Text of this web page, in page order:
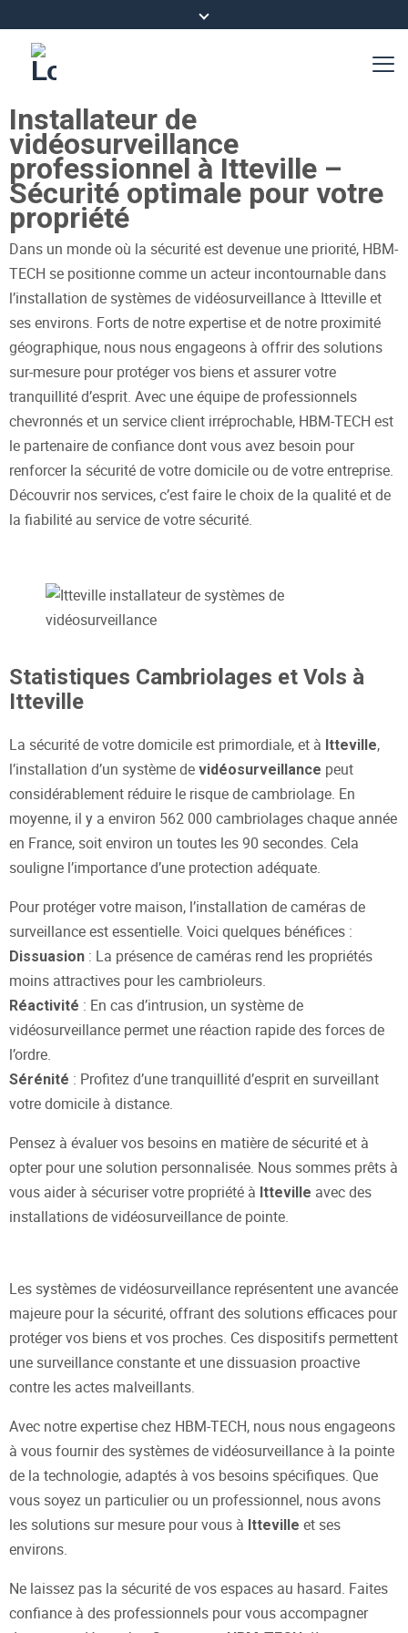
Installateur de
vidéosurveillance
professionnel à Itteville –
Sécurité optimale pour votre
propriété
Dans un monde où la sécurité est devenue une priorité, HBM-
TECH se positionne comme un acteur incontournable dans
l’installation de systèmes de vidéosurveillance à Itteville et
ses environs. Forts de notre expertise et de notre proximité
géographique, nous nous engageons à offrir des solutions
sur-mesure pour protéger vos biens et assurer votre
tranquillité d’esprit. Avec une équipe de professionnels
chevronnés et un service client irréprochable, HBM-TECH est
le partenaire de confiance dont vous avez besoin pour
renforcer la sécurité de votre domicile ou de votre entreprise.
Découvrir nos services, c’est faire le choix de la qualité et de
la fiabilité au service de votre sécurité.
Statistiques Cambriolages et Vols à
Itteville
La sécurité de votre domicile est primordiale, et à Itteville,
l’installation d’un système de vidéosurveillance peut
considérablement réduire le risque de cambriolage. En
moyenne, il y a environ 562 000 cambriolages chaque année
en France, soit environ un toutes les 90 secondes. Cela
souligne l’importance d’une protection adéquate.
Pour protéger votre maison, l’installation de caméras de
surveillance est essentielle. Voici quelques bénéfices :
Dissuasion : La présence de caméras rend les propriétés
moins attractives pour les cambrioleurs.
Réactivité : En cas d’intrusion, un système de
vidéosurveillance permet une réaction rapide des forces de
l’ordre.
Sérénité : Profitez d’une tranquillité d’esprit en surveillant
votre domicile à distance.
Pensez à évaluer vos besoins en matière de sécurité et à
opter pour une solution personnalisée. Nous sommes prêts à
vous aider à sécuriser votre propriété à Itteville avec des
installations de vidéosurveillance de pointe.
Les systèmes de vidéosurveillance représentent une avancée
majeure pour la sécurité, offrant des solutions efficaces pour
protéger vos biens et vos proches. Ces dispositifs permettent
une surveillance constante et une dissuasion proactive
contre les actes malveillants.
Avec notre expertise chez HBM-TECH, nous nous engageons
à vous fournir des systèmes de vidéosurveillance à la pointe
de la technologie, adaptés à vos besoins spécifiques. Que
vous soyez un particulier ou un professionnel, nous avons
les solutions sur mesure pour vous à Itteville et ses
environs.
Ne laissez pas la sécurité de vos espaces au hasard. Faites
confiance à des professionnels pour vous accompagner